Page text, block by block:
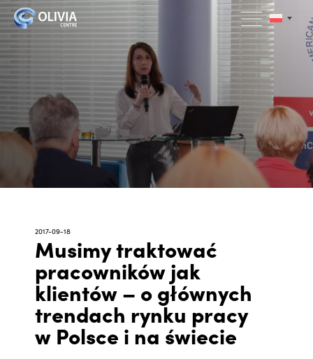
2017-09-18
Musimy traktować
pracowników jak
klientów – o głównych
trendach rynku pracy
w Polsce i na świecie